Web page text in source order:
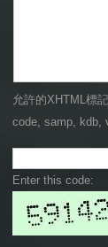
允許的XHTML標
code, samp, kdb,
Enter this code: